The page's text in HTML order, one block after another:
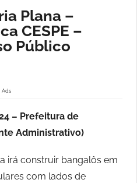
Plana –
CESPE –
Público
Ads
– Prefeitura de
Administrativo)
irá construir bangalôs em
com lados de